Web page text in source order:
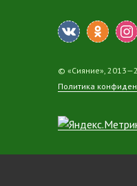
© «Сияние»,
Политика